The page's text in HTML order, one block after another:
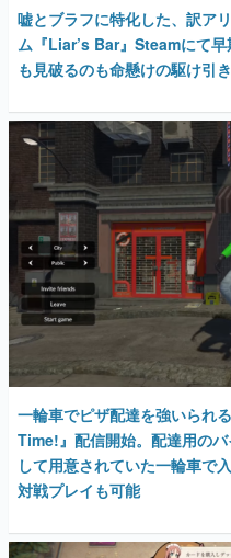
カテゴリ
特集記事
マンガ
女性向け
アプリレビュー
その他
電ファミニコゲーマーとは？
運営：株式会社マレ
一輪車でピザ配達を強いられ
Time!』配信開始。配達用の
して用意されていた一輪車で
対戦プレイも可能